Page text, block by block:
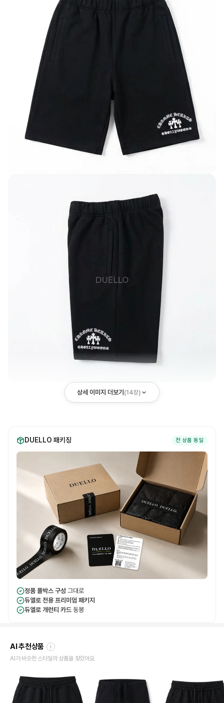
상세 이미지 더보기 (14장)
DUELLO 패키징 전 상품 동일
정품 풀박스 구성 그대로
듀엘로 전용 프리미엄 패키지
듀엘로 개런티 카드 동봉
AI 추천상품 i
AI가 비슷한 스타일의 상품을 찾았어요